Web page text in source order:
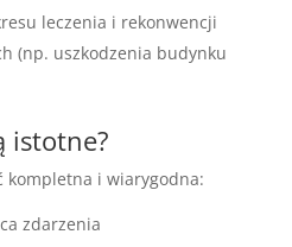
leczenia i rekonwencji
(np. uszkodzenia budynku
istotne?
kompletna i wiarygodna:
zdarzenia